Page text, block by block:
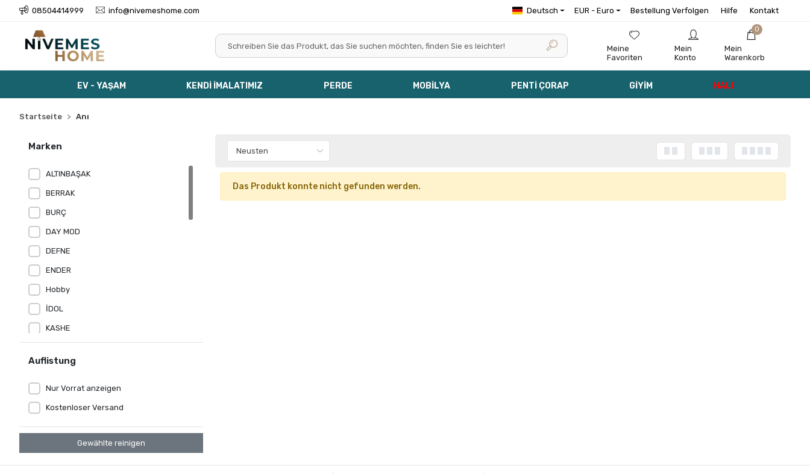
08504414999 info@nivemeshome.com Deutsch EUR - Euro Bestellung Verfolgen Hilfe Kontakt
Meine
Favoriten
Mein
Konto
0
Mein
Warenkorb
EV - YAŞAM KENDİ İMALATIMIZ PERDE MOBİLYA PENTİ ÇORAP GİYİM HALI
Startseite Anı
Marken
ALTINBAŞAK
BERRAK
BURÇ
DAY MOD
DEFNE
ENDER
Hobby
İDOL
KASHE
LE JARDİN
MİSS FELİZ
NIGHTLIGHT
NİL MOBİLYA
NİVEMES HOME
NİVEMESHOME
Auflistung
Nur Vorrat anzeigen
Kostenloser Versand
Gewählte reinigen
Das Produkt konnte nicht gefunden werden.